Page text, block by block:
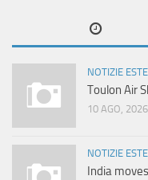
NOTIZIE
Toulon Air
10 AGO, 2026
NOTIZIE
India